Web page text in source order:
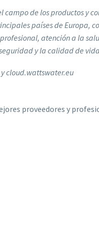
de los productos y
países de
atención a la
y la calidad de
y cloud.wattswater.eu
proveedores y